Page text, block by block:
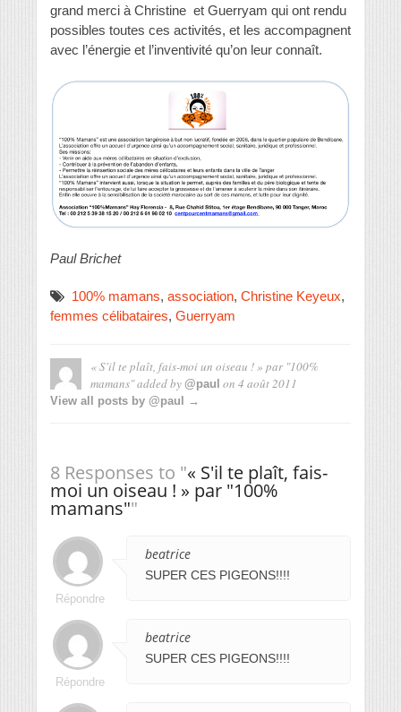
grand merci à Christine et Guerryam qui ont rendu
possibles toutes ces activités, et les accompagnent
avec l’énergie et l’inventivité qu’on leur connaît.
Paul Brichet
100% mamans, association, Christine Keyeux,
femmes célibataires, Guerryam
« S'il te plaît, fais-moi un oiseau ! » par "100%
mamans"added by @paul on 4 août 2011
View all posts by @paul →
8 Responses to "« S'il te plaît, fais-
moi un oiseau ! » par "100%
mamans""
beatrice
SUPER CES PIGEONS!!!!
Répondre
beatrice
SUPER CES PIGEONS!!!!
Répondre